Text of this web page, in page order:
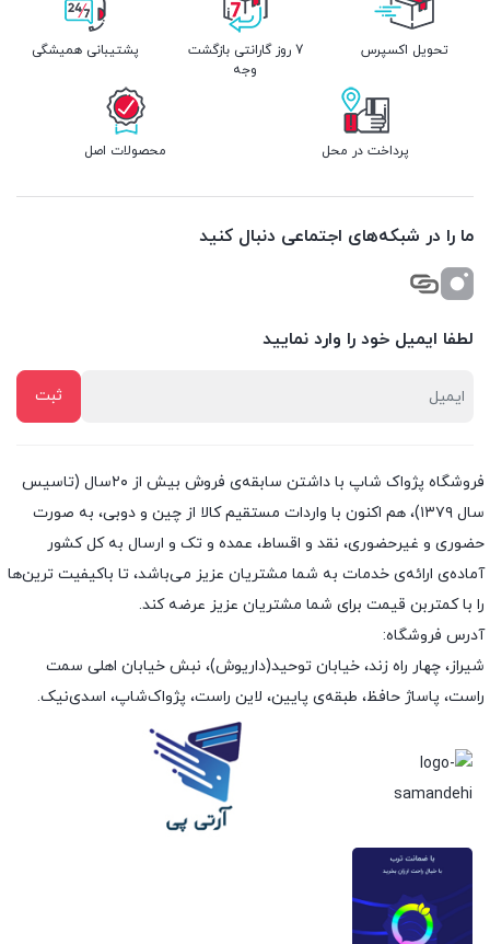
تحویل اکسپرس
7 روز گارانتی بازگشت
وجه
پشتیبانی همیشگی
پرداخت در محل محصولات اصل
ما را در شبکه‌های اجتماعی دنبال کنید
لطفا ایمیل خود را وارد نمایید
فروشگاه پژواک شاپ با داشتن سابقه‌ی فروش بیش از ۲۰سال (تاسیس
سال ۱۳۷۹)، هم اکنون با واردات مستقیم کالا از چین و دوبی، به صورت
حضوری و غیرحضوری، نقد و اقساط، عمده و تک و ارسال به کل کشور
آماده‌ی ارائه‌ی خدمات به شما مشتریان عزیز می‌باشد، تا باکیفیت ترین‌ها
را با کمتربن قیمت برای شما مشتریان عزیز عرضه کند.
آدرس فروشگاه:
شیراز، چهار راه زند، خیابان توحید(داریوش)، نبش خیابان اهلی سمت
راست، پاساژ حافظ، طبقه‌ی پایین، لاین راست، پژواک‌شاپ، اسدی‌نیک.